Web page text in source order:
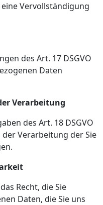
Vervollständigung
des Art. 17 DSGVO
Daten
Verarbeitung
des Art. 18 DSGVO
Verarbeitung der Sie
Recht, die Sie
Daten, die Sie uns